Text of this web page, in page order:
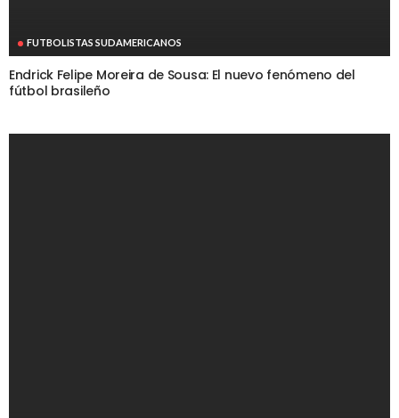
FUTBOLISTAS SUDAMERICANOS
Endrick Felipe Moreira de Sousa: El nuevo fenómeno del
fútbol brasileño